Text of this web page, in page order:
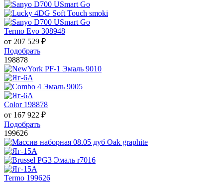
Termo Evo 308948
от 207 529 ₽
Подобрать
198878
Color 198878
от 167 922 ₽
Подобрать
199626
Termo 199626